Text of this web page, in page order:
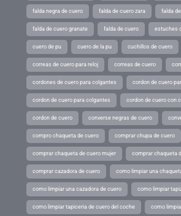
falda negra de cuero falda de cuero zara falda
falda de cuero granate falda de cuero estuches
cuero de pu cuero de la pu cuchillos de cuero
correas de cuero para reloj correas de cuero
cordones de cuero para colgantes cordon de cuero
cordon de cuero para colgantes cordon de cuero con
cordon de cuero converse negras de cuero
compro chaqueta de cuero comprar chupa de cuero
comprar chaqueta de cuero mujer comprar chaqueta
comprar cazadora de cuero como limpiar una
como limpiar una cazadora de cuero como limpiar
como limpiar tapiceria de cuero del coche como